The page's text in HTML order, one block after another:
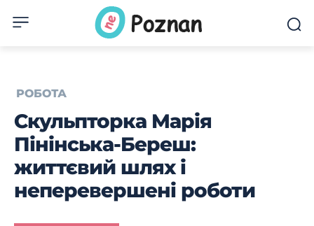
РОБОТА
Скульпторка Марія
Пінінська-Береш:
життєвий шлях і
неперевершені роботи